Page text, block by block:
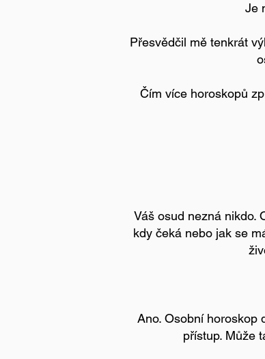
Je
Přesvědčil mě tenkrát
Čím více horoskopů
Váš osud nezná nikdo.
kdy čeká nebo jak se
Ano. Osobní horoskop
přístup. Může